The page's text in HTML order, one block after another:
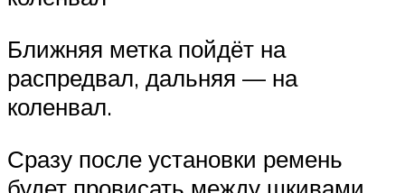
Ближняя метка пойдёт на
распредвал, дальняя — на
коленвал.
Сразу после установки ремень
будет провисать между шкивами.